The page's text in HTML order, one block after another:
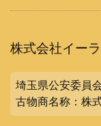
株式会社イー
埼玉県公安委員
古物商名称：株